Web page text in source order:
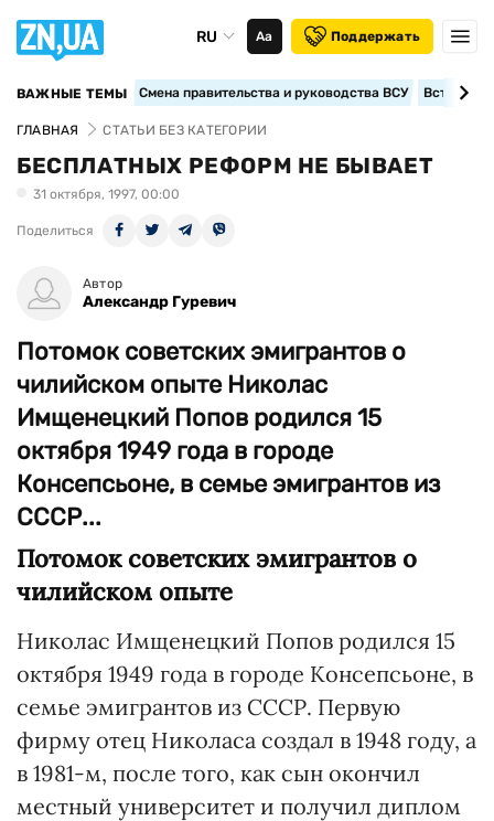
RU Аа Поддержать
ВАЖНЫЕ ТЕМЫ Смена правительства и руководства ВСУ
ГЛАВНАЯ СТАТЬИ БЕЗ КАТЕГОРИИ
БЕСПЛАТНЫХ РЕФОРМ НЕ БЫВАЕТ
31 октября, 1997, 00:00
Поделиться
Автор
Александр Гуревич
Потомок советских эмигрантов о
чилийском опыте Николас
Имщенецкий Попов родился 15
октября 1949 года в городе
Консепсьоне, в семье эмигрантов из
СССР...
Потомок советских эмигрантов о
чилийском опыте
Николас Имщенецкий Попов родился 15
октября 1949 года в городе Консепсьоне, в
семье эмигрантов из СССР. Первую
фирму отец Николаса создал в 1948 году, а
в 1981-м, после того, как сын окончил
местный университет и получил диплом